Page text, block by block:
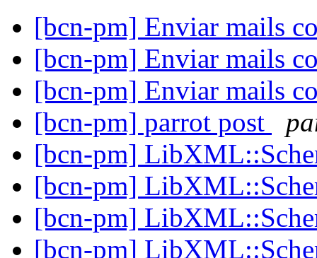
[bcn-pm] Enviar mails
[bcn-pm] Enviar mails
[bcn-pm] Enviar mails
[bcn-pm] parrot post
[bcn-pm]
[bcn-pm]
[bcn-pm]
[bcn-pm]